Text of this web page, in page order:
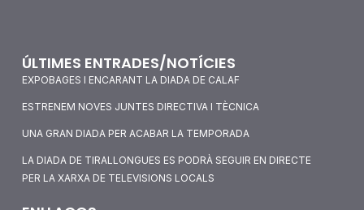
ÚLTIMES ENTRADES/NOTÍCIES
EXPOBAGES I ENCARANT LA DIADA DE CALAF
ESTRENEM NOVES JUNTES DIRECTIVA I TÈCNICA
UNA GRAN DIADA PER ACABAR LA TEMPORADA
LA DIADA DE TIRALLONGUES ES PODRÀ SEGUIR EN DIRECTE
PER LA XARXA DE TELEVISIONS LOCALS